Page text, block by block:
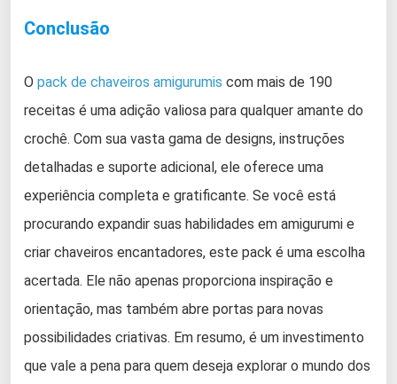
Conclusão
O pack de chaveiros amigurumis com mais de 190
receitas é uma adição valiosa para qualquer amante do
crochê. Com sua vasta gama de designs, instruções
detalhadas e suporte adicional, ele oferece uma
experiência completa e gratificante. Se você está
procurando expandir suas habilidades em amigurumi e
criar chaveiros encantadores, este pack é uma escolha
acertada. Ele não apenas proporciona inspiração e
orientação, mas também abre portas para novas
possibilidades criativas. Em resumo, é um investimento
que vale a pena para quem deseja explorar o mundo dos